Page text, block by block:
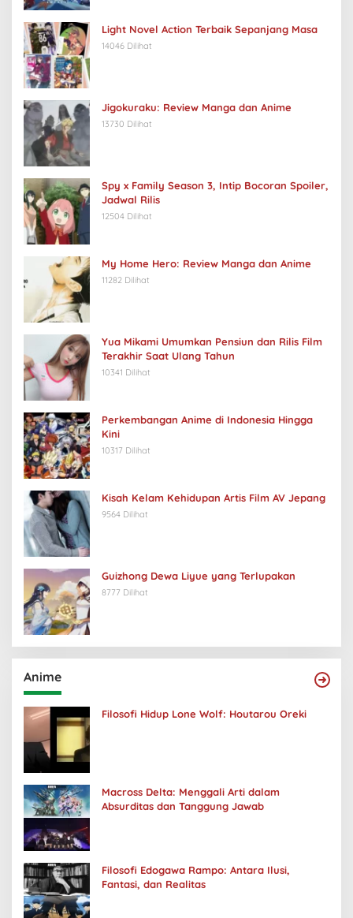
Light Novel Action Terbaik Sepanjang Masa
14046 Dilihat
Jigokuraku: Review Manga dan Anime
13730 Dilihat
Spy x Family Season 3, Intip Bocoran Spoiler,
Jadwal Rilis
12504 Dilihat
My Home Hero: Review Manga dan Anime
11282 Dilihat
Yua Mikami Umumkan Pensiun dan Rilis Film
Terakhir Saat Ulang Tahun
10341 Dilihat
Perkembangan Anime di Indonesia Hingga
Kini
10317 Dilihat
Kisah Kelam Kehidupan Artis Film AV Jepang
9564 Dilihat
Guizhong Dewa Liyue yang Terlupakan
8777 Dilihat
Anime
Filosofi Hidup Lone Wolf: Houtarou Oreki
Macross Delta: Menggali Arti dalam
Absurditas dan Tanggung Jawab
Filosofi Edogawa Rampo: Antara Ilusi,
Fantasi, dan Realitas